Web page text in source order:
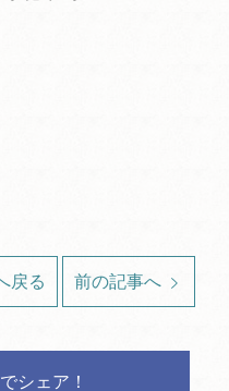
戻る 前の記事へ
シェア！